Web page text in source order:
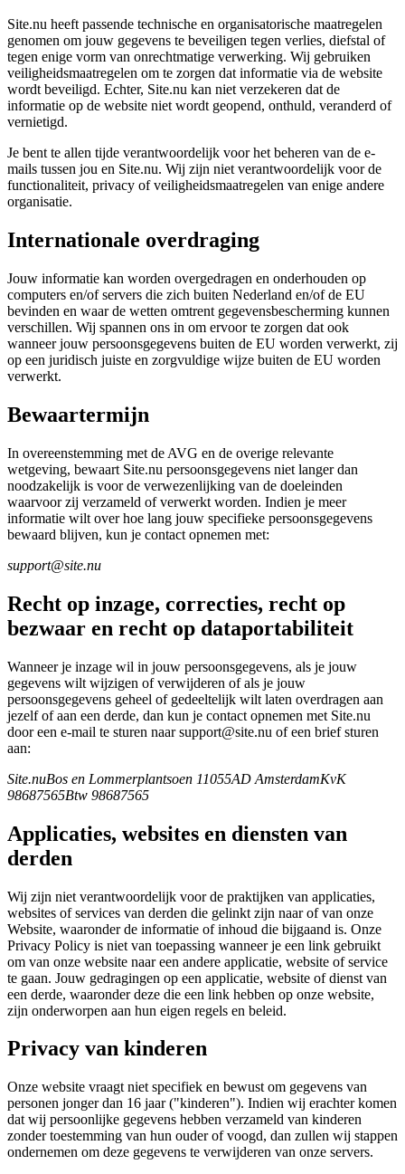
Site.nu heeft passende technische en organisatorische maatregelen
genomen om jouw gegevens te beveiligen tegen verlies, diefstal of
tegen enige vorm van onrechtmatige verwerking. Wij gebruiken
veiligheidsmaatregelen om te zorgen dat informatie via de website
wordt beveiligd. Echter, Site.nu kan niet verzekeren dat de
informatie op de website niet wordt geopend, onthuld, veranderd of
vernietigd.
Je bent te allen tijde verantwoordelijk voor het beheren van de e-
mails tussen jou en Site.nu. Wij zijn niet verantwoordelijk voor de
functionaliteit, privacy of veiligheidsmaatregelen van enige andere
organisatie.
Internationale overdraging
Jouw informatie kan worden overgedragen en onderhouden op
computers en/of servers die zich buiten Nederland en/of de EU
bevinden en waar de wetten omtrent gegevensbescherming kunnen
verschillen. Wij spannen ons in om ervoor te zorgen dat ook
wanneer jouw persoonsgegevens buiten de EU worden verwerkt, zij
op een juridisch juiste en zorgvuldige wijze buiten de EU worden
verwerkt.
Bewaartermijn
In overeenstemming met de AVG en de overige relevante
wetgeving, bewaart Site.nu persoonsgegevens niet langer dan
noodzakelijk is voor de verwezenlijking van de doeleinden
waarvoor zij verzameld of verwerkt worden. Indien je meer
informatie wilt over hoe lang jouw specifieke persoonsgegevens
bewaard blijven, kun je contact opnemen met:
support@site.nu
Recht op inzage, correcties, recht op
bezwaar en recht op dataportabiliteit
Wanneer je inzage wil in jouw persoonsgegevens, als je jouw
gegevens wilt wijzigen of verwijderen of als je jouw
persoonsgegevens geheel of gedeeltelijk wilt laten overdragen aan
jezelf of aan een derde, dan kun je contact opnemen met Site.nu
door een e-mail te sturen naar support@site.nu of een brief sturen
aan:
Site.nuBos en Lommerplantsoen 11055AD AmsterdamKvK
98687565Btw 98687565
Applicaties, websites en diensten van
derden
Wij zijn niet verantwoordelijk voor de praktijken van applicaties,
websites of services van derden die gelinkt zijn naar of van onze
Website, waaronder de informatie of inhoud die bijgaand is. Onze
Privacy Policy is niet van toepassing wanneer je een link gebruikt
om van onze website naar een andere applicatie, website of service
te gaan. Jouw gedragingen op een applicatie, website of dienst van
een derde, waaronder deze die een link hebben op onze website,
zijn onderworpen aan hun eigen regels en beleid.
Privacy van kinderen
Onze website vraagt niet specifiek en bewust om gegevens van
personen jonger dan 16 jaar ("kinderen"). Indien wij erachter komen
dat wij persoonlijke gegevens hebben verzameld van kinderen
zonder toestemming van hun ouder of voogd, dan zullen wij stappen
ondernemen om deze gegevens te verwijderen van onze servers.